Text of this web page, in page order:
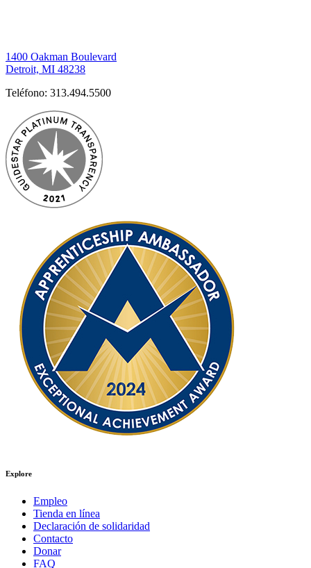
1400 Oakman Boulevard
Detroit, MI 48238
Teléfono: 313.494.5500
Explore
Empleo
Tienda en línea
Declaración de solidaridad
Contacto
Donar
FAQ